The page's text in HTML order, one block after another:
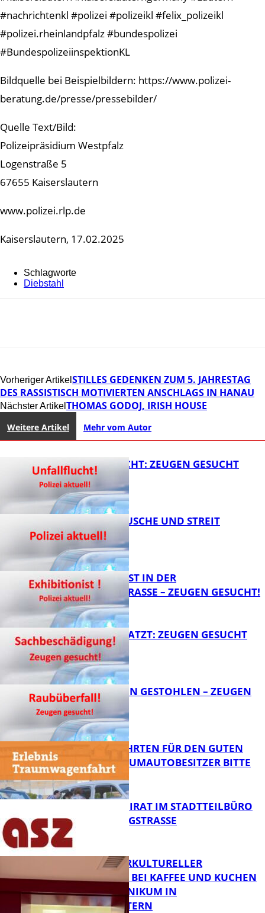
#nachrichtenkl #polizei #polizeikl #felix_polizeikl
#polizei.rheinlandpfalz #bundespolizei
#BundespolizeiinspektionKL
Bildquelle bei Beispielbildern: https://www.polizei-
beratung.de/presse/pressebilder/
Quelle Text/Bild:
Polizeipräsidium Westpfalz
Logenstraße 5
67655 Kaiserslautern
www.polizei.rlp.de
Kaiserslautern, 17.02.2025
Schlagworte
Diebstahl
Vorheriger Artikel STILLES GEDENKEN ZUM 5. JAHRESTAG
DES RASSISTISCH MOTIVIERTEN ANSCHLAGS IN HANAU
Nächster Artikel THOMAS GODOJ, IRISH HOUSE
Weitere Artikel Mehr vom Autor
UNFALLFLUCHT: ZEUGEN GESUCHT
KNALLGERÄUSCHE UND STREIT
EXHIBITIONIST IN DER
VELMANNSTRASSE – ZEUGEN GESUCHT!
AUTO ZERKRATZT: ZEUGEN GESUCHT
FB News
TEURE KETTEN GESTOHLEN – ZEUGEN
GESUCHT!
FB News
SPENDENFAHRTEN FÜR DEN GUTEN
ZWECK – TRAUMAUTOBESITZER BITTE
MELDEN!
FB News
SENIORENBEIRAT IM STADTTEILBÜRO
IN DER KÖNIGSTRASSE
NEUER INTERKULTURELLER
TREFFPUNKT BEI KAFFEE UND KUCHEN
IM PFALZKLINIKUM IN
KAISERSLAUTERN